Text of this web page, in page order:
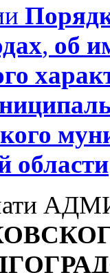
, об
области